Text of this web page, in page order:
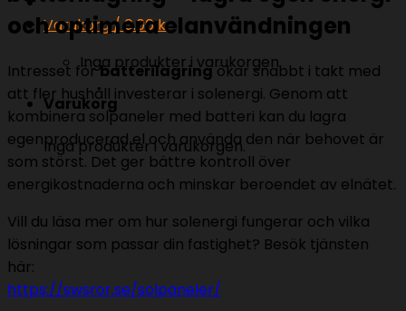
Varukorg /0.00kr
Inga produkter i varukorgen.
Varukorg
Inga produkter i varukorgen.
och optimera elanvändningen
Intresset förbatterilagringökar snabbt i takt med
att fler hushåll investerar i solenergi. Genom att
kombinera solpaneler med batteri kan du lagra
egenproducerad el och använda den när behovet är
som störst. Det ger bättre kontroll över
energikostnaderna och minskar beroendet av elnätet.
Vill du läsa mer om hur solenergi fungerar och vilka
lösningar som passar din fastighet? Besök tjänsten
här:
https://swsror.se/solpaneler/